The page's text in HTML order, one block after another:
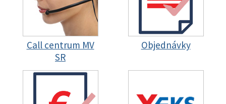
Call centrum MV
SR
Objednávky